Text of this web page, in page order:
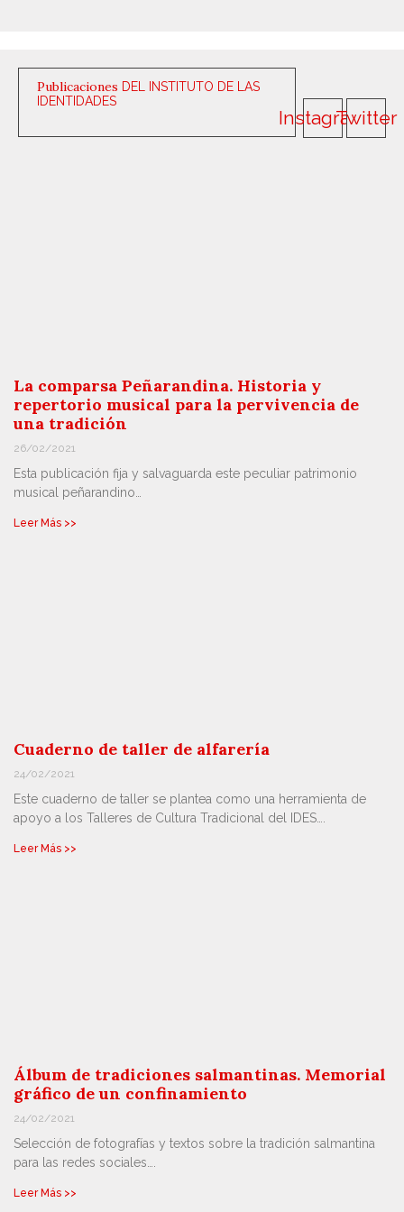
Publicaciones DEL INSTITUTO DE LAS
IDENTIDADES
InstagramTwitter
La comparsa Peñarandina. Historia y
repertorio musical para la pervivencia de
una tradición
26/02/2021
Esta publicación fija y salvaguarda este peculiar patrimonio
musical peñarandino…
Leer Más >>
Cuaderno de taller de alfarería
24/02/2021
Este cuaderno de taller se plantea como una herramienta de
apoyo a los Talleres de Cultura Tradicional del IDES….
Leer Más >>
Álbum de tradiciones salmantinas. Memorial
gráfico de un confinamiento
24/02/2021
Selección de fotografías y textos sobre la tradición salmantina
para las redes sociales….
Leer Más >>